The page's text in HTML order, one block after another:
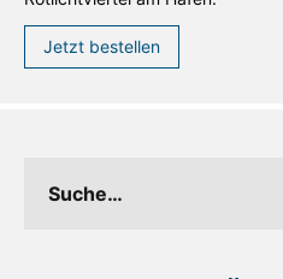
Jetzt bestellen